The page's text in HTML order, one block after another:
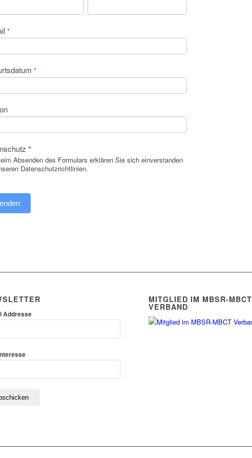
*
*
*
Absenden des Formulars erklären Sie sich einverstanden
Datenschutzrichtlinien.
Addresse
MITGLIED IM MBSR-MBCT
VERBAND